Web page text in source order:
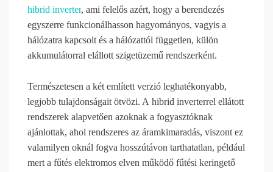
hibrid inverter, ami felelős azért, hogy a berendezés
egyszerre funkcionálhasson hagyományos, vagyis a
hálózatra kapcsolt és a hálózattól független, külön
akkumulátorral elállott szigetüzemű rendszerként.
Természetesen a két említett verzió leghatékonyabb,
legjobb tulajdonságait ötvözi. A hibrid inverterrel ellátott
rendszerek alapvetően azoknak a fogyasztóknak
ajánlottak, ahol rendszeres az áramkimaradás, viszont ez
valamilyen oknál fogva hosszútávon tarthatatlan, például
mert a fűtés elektromos elven működő fűtési keringető